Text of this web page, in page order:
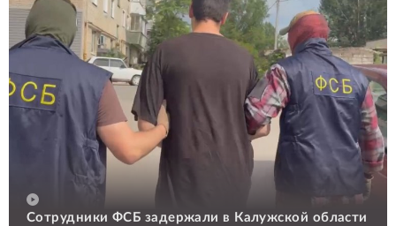
Сотрудники ФСБ задержали в Калужской области